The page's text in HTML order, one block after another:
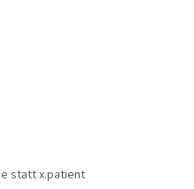
statt x.patient